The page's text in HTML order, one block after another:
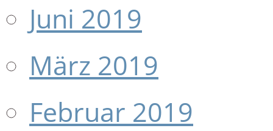
Juni 2019
März 2019
Februar 2019